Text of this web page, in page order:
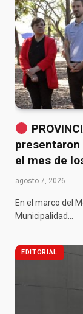
presentaron
el mes de
agosto 7, 2026
En el marco del
Municipalidad…
EDITORIAL